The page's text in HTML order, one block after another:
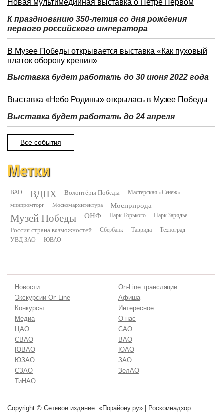
Новая мультимедийная выставка о Петре Первом
К празднованию 350-летия со дня рождения
первого российского императора
В Музее Победы открывается выставка «Как пуховый
платок оборону крепил»
Выставка будет работать до 30 июня 2022 года
Выставка «Небо Родины» открылась в Музее Победы
Выставка будет работать до 24 апреля
Все события
Метки
ВАО ВДНХ Волонтёры Победы
Мастерская «Сенеж»
минпромторг
Москомархитектура Мосприрода
Музей Победы ОНФ Парк Горького Парк Зарядье
Россия страна возможностей Сбербанк Таврида
Техноград
УВД ЗАО
ЮВАО
Новости
On-Line трансляции
Экскурсии On-Line
Афиша
Конкурсы
Интересное
Медиа
О нас
ЦАО
САО
СВАО
ВАО
ЮВАО
ЮАО
ЮЗАО
ЗАО
СЗАО
ЗелАО
ТиНАО
Copyright © Сетевое издание: «Порайону.ру» | Роскомнадзор.